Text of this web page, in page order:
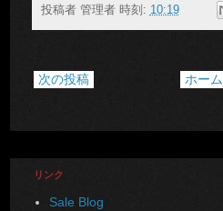
投稿者 管理者 時刻: 10:19
次の投稿 ホーム
リンク
Sale Blog